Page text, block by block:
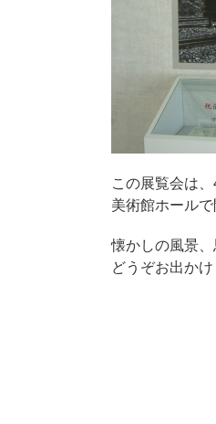
この展覧会は
美術館ホール
懐かしの風景
どうぞお出かけ